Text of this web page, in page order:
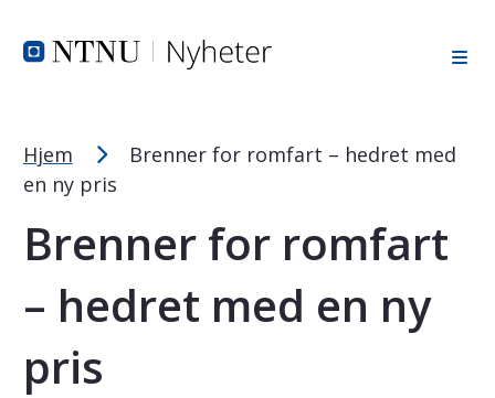
PC: Press ned CTRL og klikk på + (pluss) for å forstørre
Hjem
Brenner for romfart – hedret med
en ny pris
Brenner for romfart
– hedret med en ny
pris